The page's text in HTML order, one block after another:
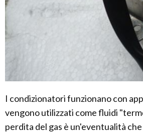
I condizionatori funzionano con
vengono utilizzati come fluidi
perdita del gas è un'eventualità